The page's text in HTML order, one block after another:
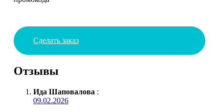
Сделать заказ
Отзывы
Ида Шаповалова :
09.02.2026